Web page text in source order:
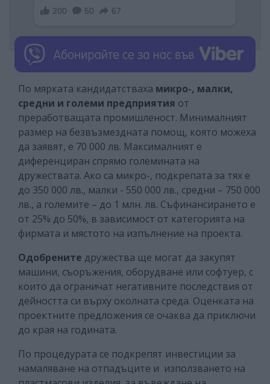
По мярката кандидатстваха микро-, малки,
средни и големи предприятия от
преработващата промишленост. Минималният
размер на безвъзмездната помощ, която можеха
да заявят, е 70 000 лв. Максималният е
диференциран спрямо големината на
дружествата. Ако са микро-, подкрепата за тях е
до 350 000 лв., малки - 550 000 лв., средни – 750 000
лв., а големите – до 1 млн. лв. Съфинансирането е
от 25% до 50%, в зависимост от категорията на
фирмата и мястото на изпълнение на проекта.
Одобрените дружества ще могат да закупят
машини, съоръжения, оборудване или софтуер, с
които да ограничат негативните последствия от
дейността си върху околната среда. Оценката на
проектните предложения се очаква да приключи
до края на годината.
По процедурата се подкрепят инвестиции за
намаляване на отпадъците и използването на